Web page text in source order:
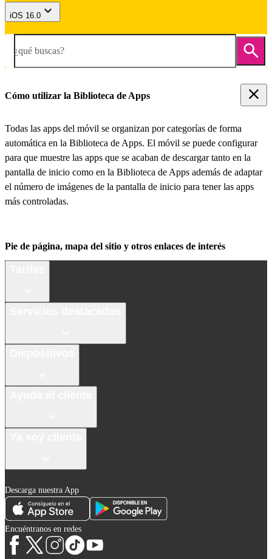
iOS 16.0
¿qué buscas?
Cómo utilizar la Biblioteca de Apps
Todas las apps del móvil se organizan por categorías de forma
automática en la Biblioteca de Apps. El móvil se puede configurar
para que muestre las apps que se acaban de descargar tanto en la
pantalla de inicio como en la Biblioteca de Apps además de adaptar
el número de imágenes de la pantalla de inicio para tener las apps
más controladas.
Pie de página, mapa del sitio y otros enlaces de interés
Descarga nuestra App
Encuéntranos en redes